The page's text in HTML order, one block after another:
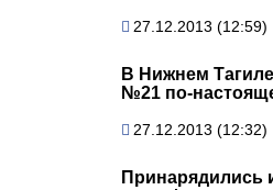
27.12.2013 (12:59)
В Нижнем
№21 по-
27.12.2013 (12:32)
Принарядились